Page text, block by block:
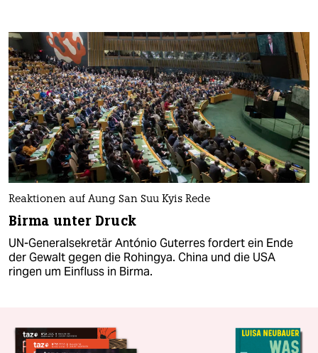
Reaktionen auf Aung San Suu Kyis Rede
Birma unter Druck
UN-Generalsekretär António Guterres fordert ein Ende
der Gewalt gegen die Rohingya. China und die USA
ringen um Einfluss in Birma.